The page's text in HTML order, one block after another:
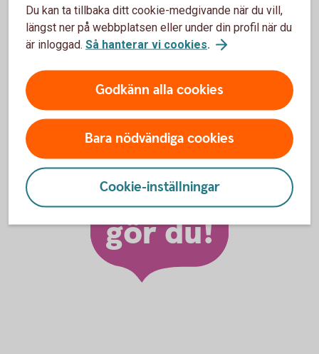
Medgivandet gäller endastför Superdealen! Det kommer
inte användas i något annat marknadsföringssyfte.
Medgivande Superdealen
Så här
gör du!
Du kan ta tillbaka ditt cookie-medgivande när du vill,
längst ner på webbplatsen eller under din profil när du
är inloggad. Så hanterar vi cookies.
Godkänn alla cookies
Bara nödvändiga cookies
Cookie-inställningar